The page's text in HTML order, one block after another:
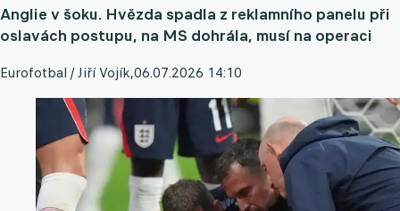
Anglie v šoku. Hvězda spadla z reklamního panelu při
oslavách postupu, na MS dohrála, musí na operaci
Eurofotbal / Jiří Vojík,06.07.2026 14:10